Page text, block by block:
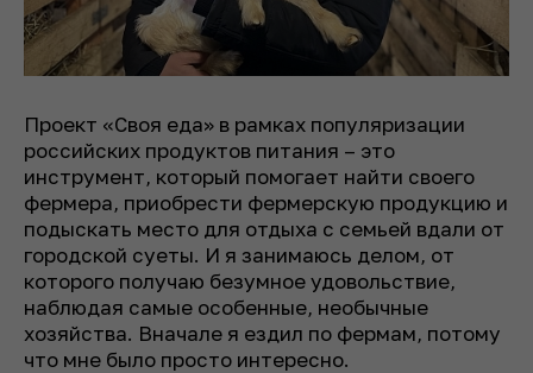
Проект «Своя еда» в рамках популяризации
российских продуктов питания – это
инструмент, который помогает найти своего
фермера, приобрести фермерскую продукцию и
подыскать место для отдыха с семьей вдали от
городской суеты. И я занимаюсь делом, от
которого получаю безумное удовольствие,
наблюдая самые особенные, необычные
хозяйства. Вначале я ездил по фермам, потому
что мне было просто интересно.